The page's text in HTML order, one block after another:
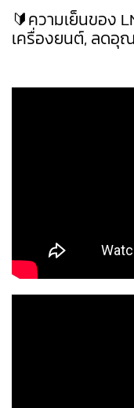
🔰ความเย็นของ
เครื่องยนต์, ลดอุ